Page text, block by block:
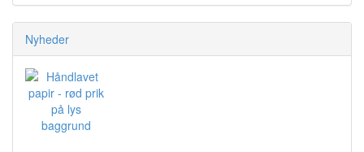
Nyheder